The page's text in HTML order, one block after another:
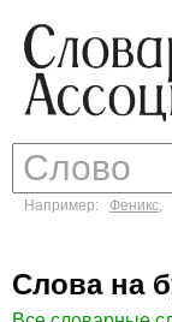
Например: Феникс,
Слова на